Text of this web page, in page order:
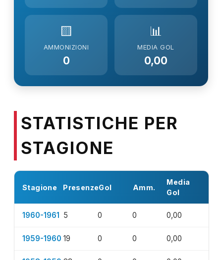
🟨
AMMONIZIONI
0
📊
MEDIA GOL
0,00
STATISTICHE PER
STAGIONE
Stagione PresenzeGol Amm.
Media
Gol
1960-1961 5 0 0 0,00
1959-1960 19 0 0 0,00